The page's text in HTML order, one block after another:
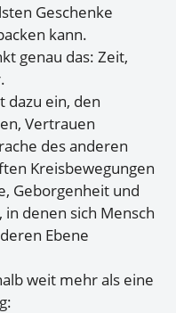
Geschenke
kann.
genau das: Zeit,
dazu ein, den
Vertrauen
des anderen
Kreisbewegungen
Geborgenheit und
denen sich Mensch
Ebene
weit mehr als eine